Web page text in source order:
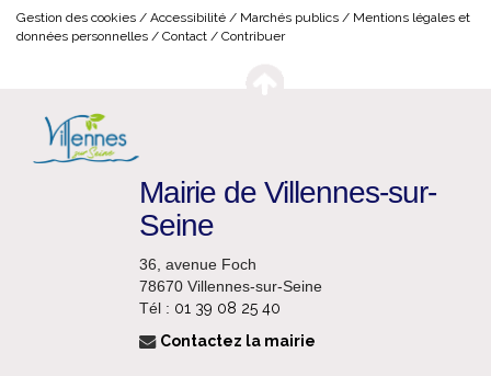
Gestion des cookies Accessibilité Marchés publics
Mentions légales et
données personnelles
Contact Contribuer
Mairie de Villennes-sur-
Seine
36, avenue Foch
78670 Villennes-sur-Seine
Tél : 01 39 08 25 40
Contactez la mairie